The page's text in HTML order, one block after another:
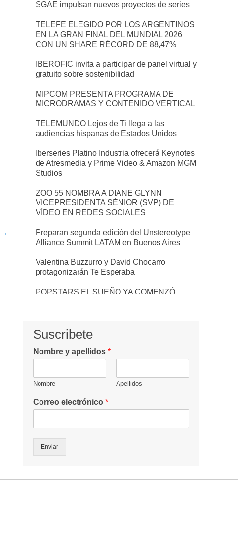
→
SGAE impulsan nuevos proyectos de series
TELEFE ELEGIDO POR LOS ARGENTINOS
EN LA GRAN FINAL DEL MUNDIAL 2026
CON UN SHARE RÉCORD DE 88,47%
IBEROFIC invita a participar de panel virtual y
gratuito sobre sostenibilidad
MIPCOM PRESENTA PROGRAMA DE
MICRODRAMAS Y CONTENIDO VERTICAL
TELEMUNDO Lejos de Ti llega a las
audiencias hispanas de Estados Unidos
Iberseries Platino Industria ofrecerá Keynotes
de Atresmedia y Prime Video & Amazon MGM
Studios
ZOO 55 NOMBRA A DIANE GLYNN
VICEPRESIDENTA SÉNIOR (SVP) DE
VÍDEO EN REDES SOCIALES
Preparan segunda edición del Unstereotype
Alliance Summit LATAM en Buenos Aires
Valentina Buzzurro y David Chocarro
protagonizarán Te Esperaba
POPSTARS EL SUEÑO YA COMENZÓ
Suscribete
Nombre y apellidos *
Nombre Apellidos
Correo electrónico *
Enviar